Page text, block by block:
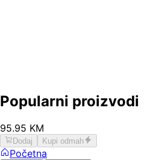
Popularni proizvodi
95.95 KM
Dodaj Kupi odmah
Početna